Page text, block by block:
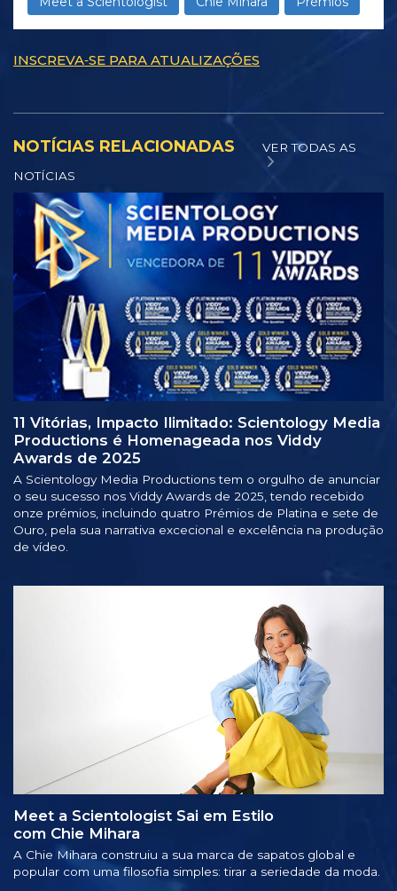
INSCREVA‑SE PARA ATUALIZAÇÕES
NOTÍCIAS RELACIONADAS
VER TODAS AS
NOTÍCIAS
11 Vitórias, Impacto Ilimitado: Scientology Media
Productions é Homenageada nos Viddy
Awards de 2025
A Scientology Media Productions tem o orgulho de anunciar
o seu sucesso nos Viddy Awards de 2025, tendo recebido
onze prémios, incluindo quatro Prémios de Platina e sete de
Ouro, pela sua narrativa excecional e excelência na produção
de vídeo.
Meet a Scientologist Sai em Estilo
com Chie Mihara
A Chie Mihara construiu a sua marca de sapatos global e
popular com uma filosofia simples: tirar a seriedade da moda.